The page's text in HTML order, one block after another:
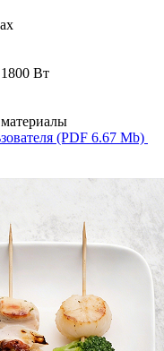
1800 Вт
(PDF 6.67 Mb)